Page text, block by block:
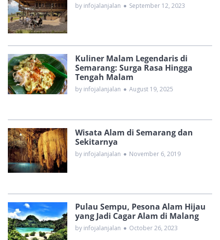
by infojalanjalan ● September 12, 2023
Kuliner Malam Legendaris di
Semarang: Surga Rasa Hingga
Tengah Malam
by infojalanjalan ● August 19, 2025
Wisata Alam di Semarang dan
Sekitarnya
by infojalanjalan ● November 6, 2019
Pulau Sempu, Pesona Alam Hijau
yang Jadi Cagar Alam di Malang
by infojalanjalan ● October 26, 2023